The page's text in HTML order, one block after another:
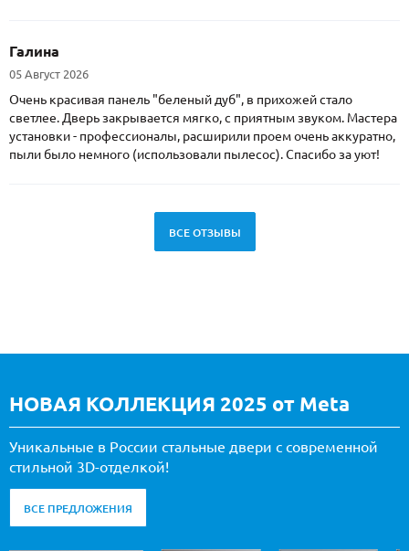
Галина
05 Август 2026
Очень красивая панель "беленый дуб", в прихожей стало
светлее. Дверь закрывается мягко, с приятным звуком. Мастера
установки - профессионалы, расширили проем очень аккуратно,
пыли было немного (использовали пылесос). Спасибо за уют!
ВСЕ ОТЗЫВЫ
НОВАЯ КОЛЛЕКЦИЯ 2025 от Meta
Уникальные в России стальные двери с современной
стильной 3D-отделкой!
ВСЕ ПРЕДЛОЖЕНИЯ